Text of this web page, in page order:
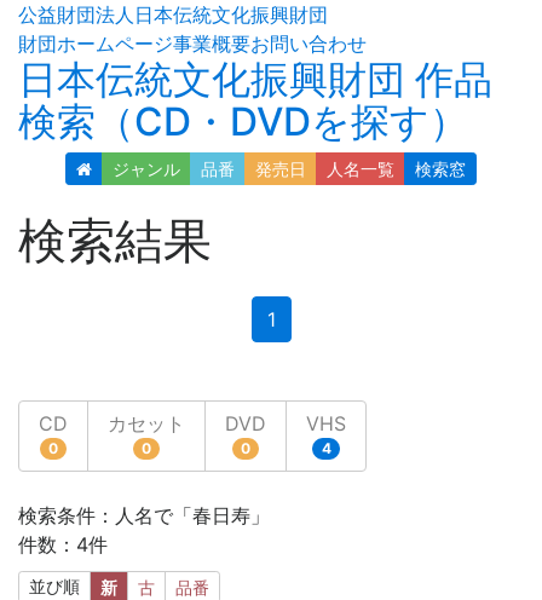
公益財団法人日本伝統文化振興財団
財団ホームページ事業概要お問い合わせ
日本伝統文化振興財団 作品
検索（CD・DVDを探す）
ジャンル 品番 発売日 人名一覧 検索窓
検索結果
1(current)
CD
0
カセット
0
DVD
0
VHS
4
検索条件：人名で「春日寿」
件数：4件
並び順 新 古 品番